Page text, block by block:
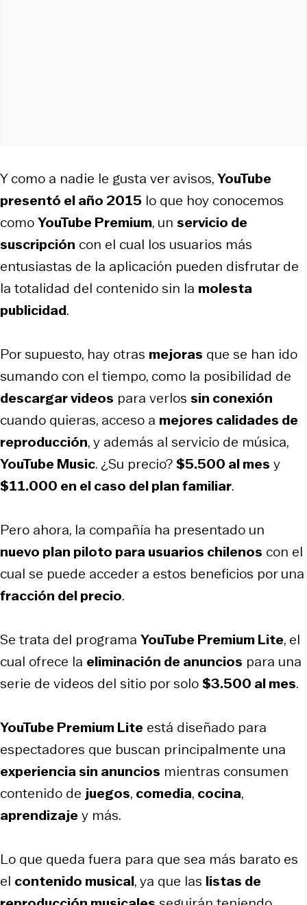
Y como a nadie le gusta ver avisos,YouTube
presentó el año 2015 lo que hoy conocemos
comoYouTube Premium, un servicio de
suscripción con el cual los usuarios más
entusiastas de la aplicación pueden disfrutar de
la totalidad del contenido sin la molesta
publicidad.
Por supuesto, hay otras mejoras que se han ido
sumando con el tiempo, como la posibilidad de
descargar videos para verlos sin conexión
cuando quieras, acceso a mejores calidades de
reproducción, y además al servicio de música,
YouTube Music. ¿Su precio?$5.500 al mes y
$11.000 en el caso del plan familiar.
Pero ahora, la compañía ha presentado un
nuevo plan piloto para usuarios chilenos con el
cual se puede acceder a estos beneficios por una
fracción del precio.
Se trata del programa YouTube Premium Lite, el
cual ofrece la eliminación de anuncios para una
serie de videos del sitio por solo$3.500 al mes.
YouTube Premium Lite está diseñado para
espectadores que buscan principalmente una
experiencia sin anuncios mientras consumen
contenido de juegos, comedia, cocina,
aprendizajey más.
Lo que queda fuera para que sea más barato es
el contenido musical, ya que las listas de